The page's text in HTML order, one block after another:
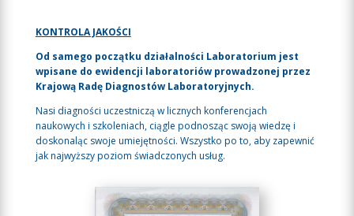
KONTROLA JAKOŚCI
Od samego początku działalności Laboratorium jest
wpisane do ewidencji laboratoriów prowadzonej przez
Krajową Radę Diagnostów Laboratoryjnych.
Nasi diagności uczestniczą w licznych konferencjach
naukowych i szkoleniach, ciągle podnosząc swoją wiedzę i
doskonaląc swoje umiejętności. Wszystko po to, aby zapewnić
jak najwyższy poziom świadczonych usług.